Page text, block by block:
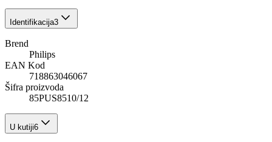
Identifikacija3
Brend
Philips
EAN Kod
718863046067
Šifra proizvoda
85PUS8510/12
U kutiji6